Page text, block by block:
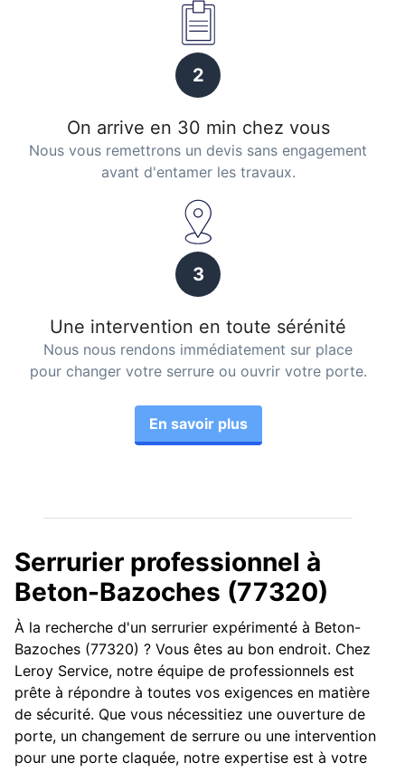
2
On arrive en 30 min chez vous
Nous vous remettrons un devis sans engagement
avant d'entamer les travaux.
3
Une intervention en toute sérénité
Nous nous rendons immédiatement sur place
pour changer votre serrure ou ouvrir votre porte.
En savoir plus
Serrurier professionnel à
Beton-Bazoches (77320)
À la recherche d'un serrurier expérimenté à Beton-
Bazoches (77320) ? Vous êtes au bon endroit. Chez
Leroy Service, notre équipe de professionnels est
prête à répondre à toutes vos exigences en matière
de sécurité. Que vous nécessitiez une ouverture de
porte, un changement de serrure ou une intervention
pour une porte claquée, notre expertise est à votre